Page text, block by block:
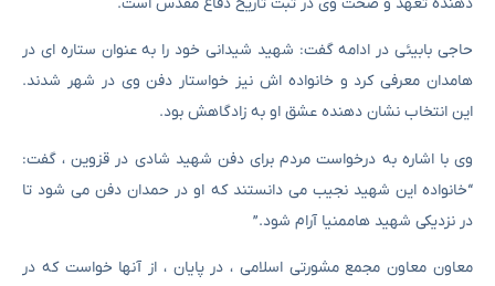
حاجی بابیئی در ادامه گفت: شهید شیدانی خود را به عنوان ستاره ای در
هامدان معرفی کرد و خانواده اش نیز خواستار دفن وی در شهر شدند.
این انتخاب نشان دهنده عشق او به زادگاهش بود.
وی با اشاره به درخواست مردم برای دفن شهید شادی در قزوین ، گفت:
“خانواده این شهید نجیب می دانستند که او در حمدان دفن می شود تا
در نزدیکی شهید هاممنیا آرام شود.”
معاون معاون مجمع مشورتی اسلامی ، در پایان ، از آنها خواست که در